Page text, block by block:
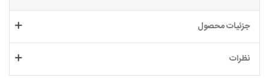
جزئیات محصول
نظرات